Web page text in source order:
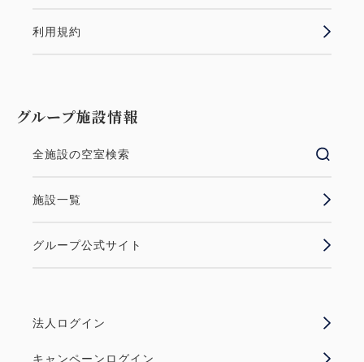
利用規約
グループ施設情報
全施設の空室検索
施設一覧
グループ公式サイト
法人ログイン
キャンペーンログイン